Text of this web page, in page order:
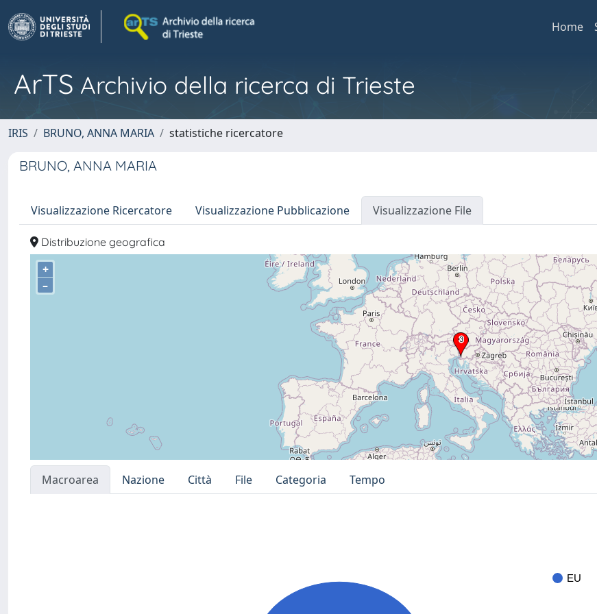
Home
ArTS Archivio della ricerca di Trieste
IRIS BRUNO, ANNA MARIA statistiche ricercatore
BRUNO, ANNA MARIA
Visualizzazione Ricercatore Visualizzazione Pubblicazione Visualizzazione File
Distribuzione geografica
+
–
Macroarea Nazione Città File Categoria
Tempo
EU